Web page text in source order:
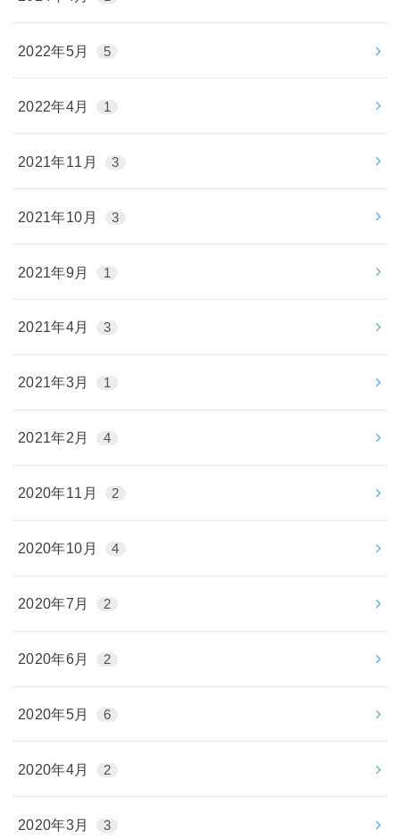
2022年5月 5
2022年4月 1
2021年11月 3
2021年10月 3
2021年9月 1
2021年4月 3
2021年3月 1
2021年2月 4
2020年11月 2
2020年10月 4
2020年7月 2
2020年6月 2
2020年5月 6
2020年4月 2
2020年3月 3